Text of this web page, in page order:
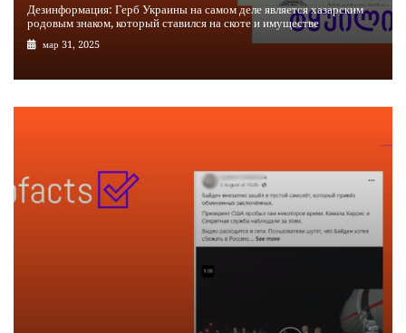
Дезинформация: Герб Украины на самом деле является хазарским
родовым знаком, который ставился на скоте и имуществе
мар 31, 2025